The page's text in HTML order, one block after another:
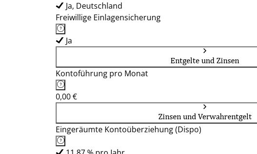
Ja, Deutschland
Freiwillige Einlagensicherung
Ja
Entgelte und Zinsen
Kontoführung pro Monat
0,00 €
Zinsen und Verwahrentgelt
Eingeräumte Kontoüberziehung (Dispo)